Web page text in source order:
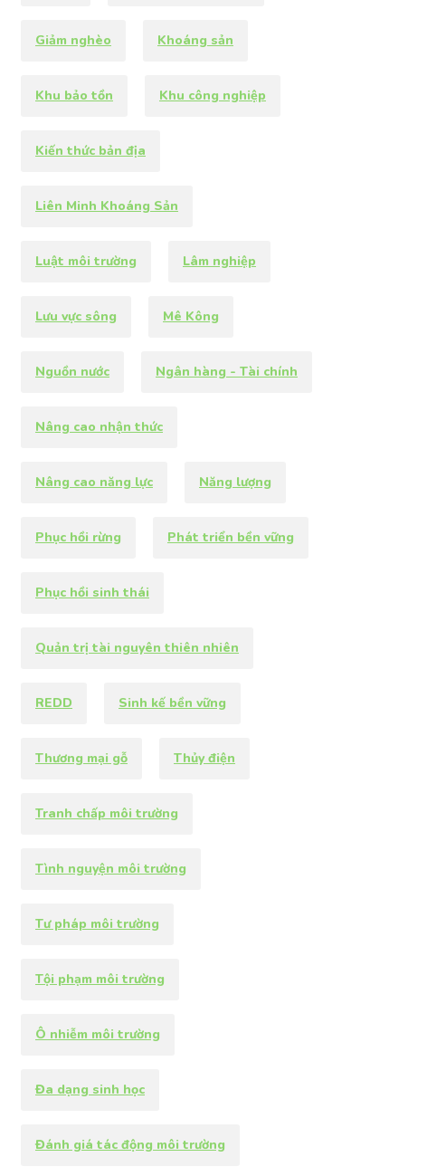
Giảm nghèo Khoáng sản
Khu bảo tồn Khu công nghiệp
Kiến thức bản địa
Liên Minh Khoáng Sản
Luật môi trường Lâm nghiệp
Lưu vực sông Mê Kông
Nguồn nước Ngân hàng - Tài chính
Nâng cao nhận thức
Nâng cao năng lực Năng lượng
Phục hồi rừng Phát triển bền vững
Phục hồi sinh thái
Quản trị tài nguyên thiên nhiên
REDD Sinh kế bền vững
Thương mại gỗ Thủy điện
Tranh chấp môi trường
Tình nguyện môi trường
Tư pháp môi trường
Tội phạm môi trường
Ô nhiễm môi trường
Đa dạng sinh học
Đánh giá tác động môi trường